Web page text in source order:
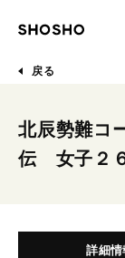
戻る
北辰勢難コ
伝 女子２
詳細情